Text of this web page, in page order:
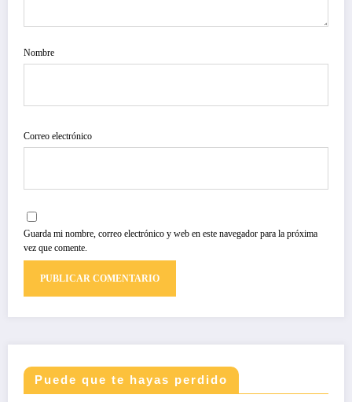
Nombre
Correo electrónico
Guarda mi nombre, correo electrónico y web en este navegador para la próxima
vez que comente.
Puede que te hayas perdido